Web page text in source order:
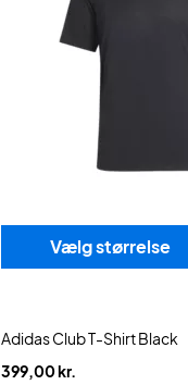
Vælg størrelse
Adidas Club T-Shirt Black
399,00 kr.